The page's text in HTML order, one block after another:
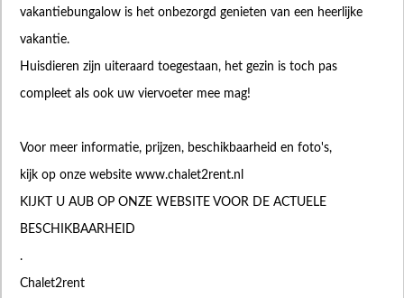
vakantiebungalow is het onbezorgd genieten van een heerlijke
vakantie.
Huisdieren zijn uiteraard toegestaan, het gezin is toch pas
compleet als ook uw viervoeter mee mag!
Voor meer informatie, prijzen, beschikbaarheid en foto's,
kijk op onze website www.chalet2rent.nl
KIJKT U AUB OP ONZE WEBSITE VOOR DE ACTUELE
BESCHIKBAARHEID
.
Chalet2rent